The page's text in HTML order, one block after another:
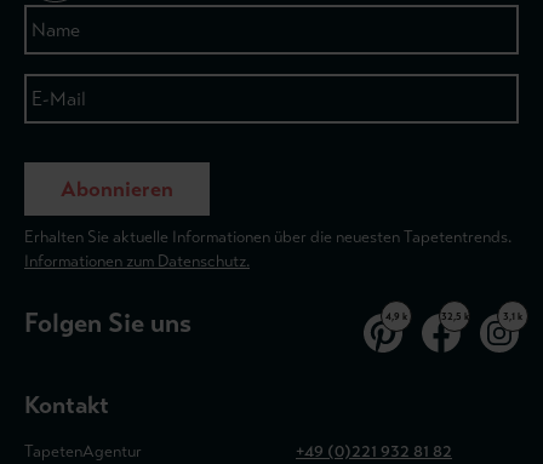
Abonnieren
Erhalten Sie aktuelle Informationen über die neuesten Tapetentrends.
Informationen zum Datenschutz.
Folgen Sie uns 4,9 k 32,5 k 3,1 k
Kontakt
TapetenAgentur
+49 (0)221 932 81 82